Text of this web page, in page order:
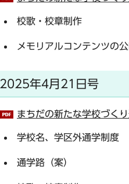
校歌・校章制作
メモリアルコンテンツの公
2025年4月21日号
まちだの新たな学校づく
学校名、学区外通学制度
通学路（案）